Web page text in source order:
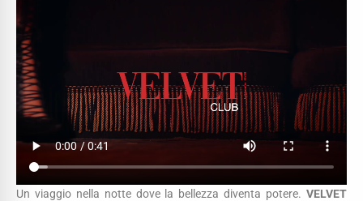
Un viaggio nella notte dove la bellezza diventa potere. VELVET